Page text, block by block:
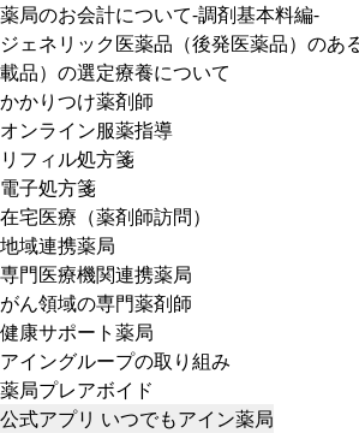
薬局のお会計について-調剤基本料編-
ジェネリック医薬品（後発医薬品）のあ
載品）の選定療養について
かかりつけ薬剤師
オンライン服薬指導
リフィル処方箋
電子処方箋
在宅医療（薬剤師訪問）
地域連携薬局
専門医療機関連携薬局
がん領域の専門薬剤師
健康サポート薬局
アイングループの取り組み
薬局プレアボイド
公式アプリ いつでもアイン薬局